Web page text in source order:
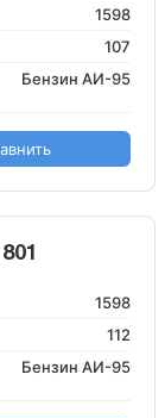
1598
107
Бензин АИ-95
1598
112
Бензин АИ-95